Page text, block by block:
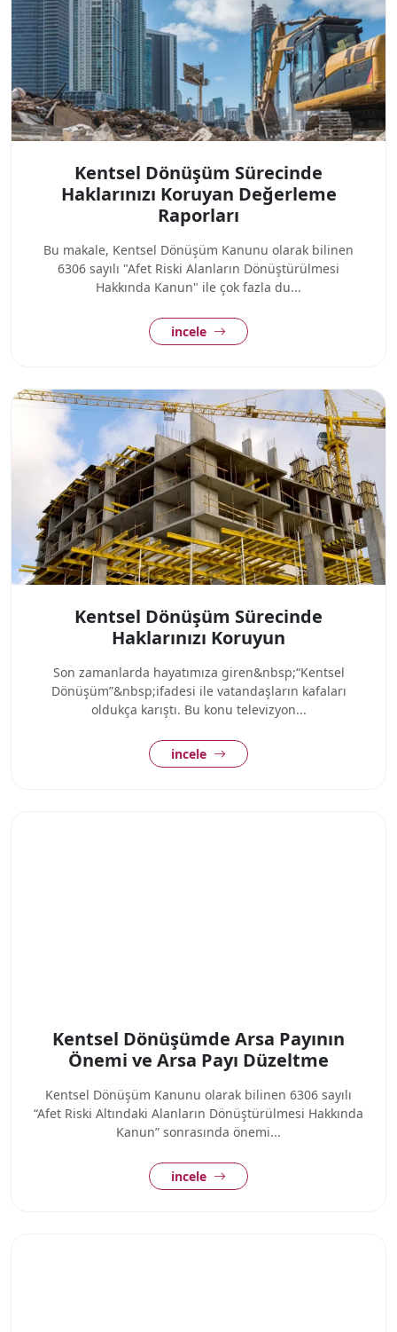
Kentsel Dönüşüm Sürecinde
Haklarınızı Koruyan Değerleme
Raporları
Bu makale, Kentsel Dönüşüm Kanunu olarak bilinen
6306 sayılı "Afet Riski Alanların Dönüştürülmesi
Hakkında Kanun" ile çok fazla du...
incele
Kentsel Dönüşüm Sürecinde
Haklarınızı Koruyun
Son zamanlarda hayatımıza giren&nbsp;“Kentsel
Dönüşüm”&nbsp;ifadesi ile vatandaşların kafaları
oldukça karıştı. Bu konu televizyon...
incele
Kentsel Dönüşümde Arsa Payının
Önemi ve Arsa Payı Düzeltme
Kentsel Dönüşüm Kanunu olarak bilinen 6306 sayılı
“Afet Riski Altındaki Alanların Dönüştürülmesi Hakkında
Kanun” sonrasında önemi...
incele